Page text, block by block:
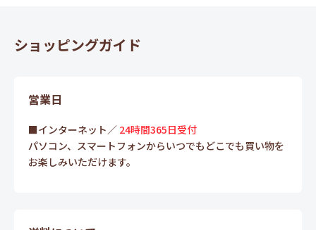
ショッピングガイド
営業日
■インターネット／ 24時間365日受付
パソコン、スマートフォンからいつでもどこでも買い物を
お楽しみいただけます。